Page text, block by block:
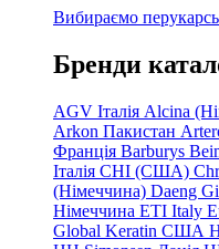
Вибираємо
Бренди
AGV Італія Alcina
Arkon Пакистан
Франція Barburys
Італія CHI (США)
(Німеччина) Daeng Gi
Німеччина ETI Italy
Global Keratin США